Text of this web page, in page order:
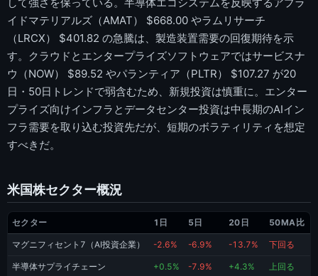
イドマテリアルズ（AMAT） $668.00 やラムリサーチ
（LRCX） $401.82 の急騰は、製造装置需要の回復期待を示
す。クラウドとエンタープライズソフトウェアではサービスナ
ウ（NOW） $89.52 やパランティア（PLTR） $107.27 が20
日・50日トレンドで弱含むため、新規投資は慎重に。エンター
プライズ向けインフラとデータセンター投資は中長期のAIイン
フラ需要を取り込む投資先だが、短期のボラティリティを想定
すべきだ。
米国株セクター概況
セクター 1日 5日 20日 50MA比
マグニフィセント7（AI投資企業） -2.6% -6.9% -13.7% 下回る
半導体サプライチェーン +0.5% -7.9% +4.3% 上回る